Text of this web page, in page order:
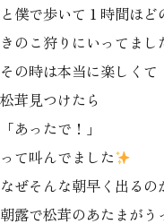
と僕で歩いて１時間ほ
きのこ狩りにいってまし
その時は本当に楽しくて
松茸見つけたら
「あったで！」
って叫んでました
なぜそんな朝早く出るの
朝露で松茸のあたまがう